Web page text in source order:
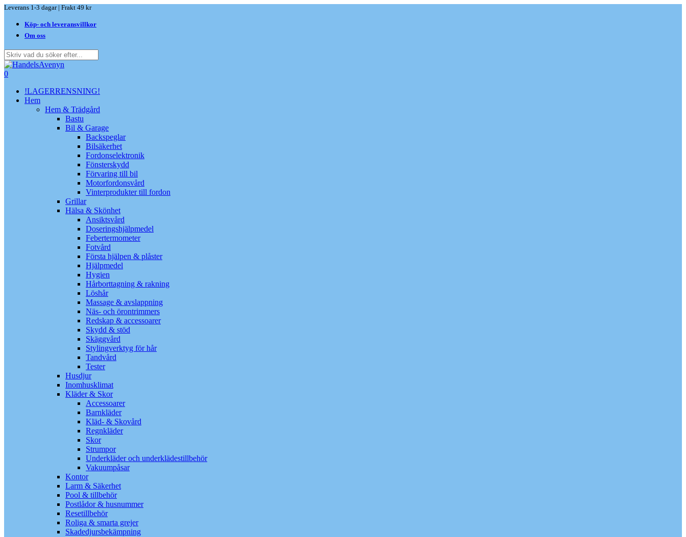
Skip
main
content
Leverans 1-3 dagar | Frakt 49 kr
Köp- och leveransvillkor
Om oss
Close
Search
search
0
!LAGERRENSNING!
Hem
Hem & Trädgård
Bastu
Bil & Garage
Backspeglar
Bilsäkerhet
Fordonselektronik
Fönsterskydd
Förvaring till bil
Motorfordonsvård
Vinterprodukter till fordon
Grillar
Hälsa & Skönhet
Ansiktsvård
Doseringshjälpmedel
Febertermometer
Fotvård
Första hjälpen & plåster
Hjälpmedel
Hygien
Hårborttagning & rakning
Löshår
Massage & avslappning
Näs- och örontrimmers
Redskap & accessoarer
Skydd & stöd
Skäggvård
Stylingverktyg för hår
Tandvård
Tester
Husdjur
Inomhusklimat
Kläder & Skor
Accessoarer
Barnkläder
Kläd- & Skovård
Regnkläder
Skor
Strumpor
Underkläder och underklädestillbehör
Vakuumpåsar
Kontor
Larm & Säkerhet
Pool & tillbehör
Postlådor & husnummer
Resetillbehör
Roliga & smarta grejer
Skadedjursbekämpning